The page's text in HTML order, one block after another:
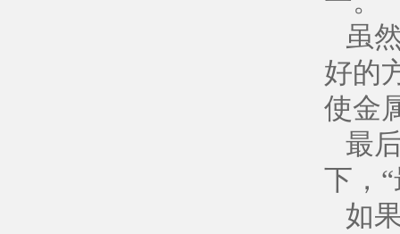
虽
好的
使金
最
下，
如